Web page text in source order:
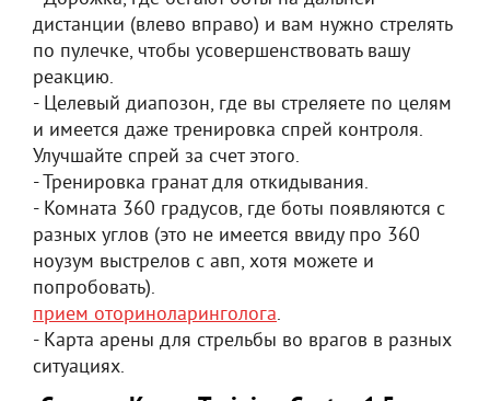
дистанции (влево вправо) и вам нужно стрелять
по пулечке, чтобы усовершенствовать вашу
реакцию.
- Целевый диапозон, где вы стреляете по целям
и имеется даже тренировка спрей контроля.
Улучшайте спрей за счет этого.
- Тренировка гранат для откидывания.
- Комната 360 градусов, где боты появляются с
разных углов (это не имеется ввиду про 360
ноузум выстрелов с авп, хотя можете и
попробовать).
прием оториноларинголога.
- Карта арены для стрельбы во врагов в разных
ситуациях.